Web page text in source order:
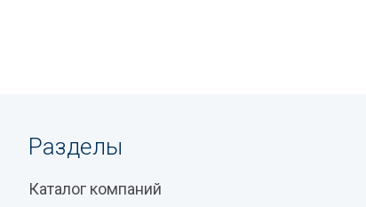
Разделы
Каталог компаний